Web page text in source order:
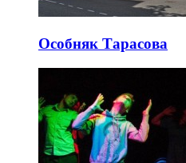
Особняк Тарасова